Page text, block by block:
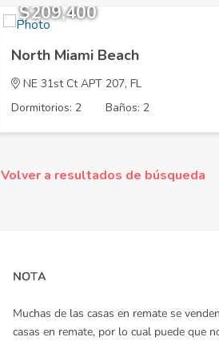
$209,400
North Miami Beach
NE 31st Ct APT 207, FL
Dormitorios: 2
Baños: 2
Volver a resultados de búsqueda